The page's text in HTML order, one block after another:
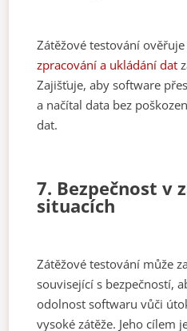
Zátěžové testování
zpracování a ukládání dat
Zajišťuje, aby software
a načítal data bez
dat.
7. Bezpečnost v
situacích
Zátěžové testování může
související s bezpečností,
odolnost softwaru vůči
vysoké zátěže. Jeho cílem